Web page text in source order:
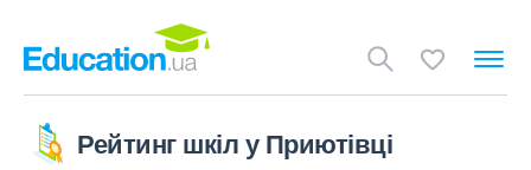
Рейтинг шкіл у Приютівці